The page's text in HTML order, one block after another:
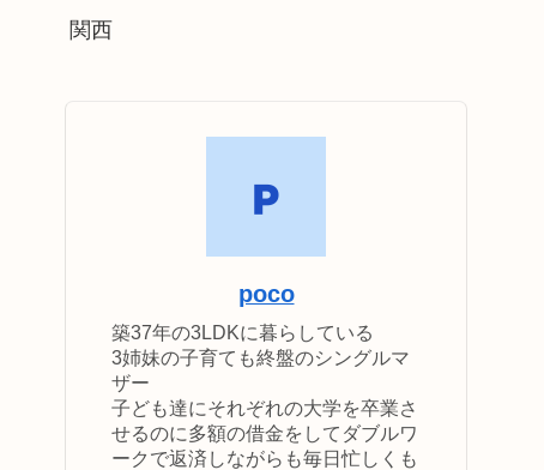
関西
poco
築37年の3LDKに暮らしている
3姉妹の子育ても終盤のシングルマ
ザー
子ども達にそれぞれの大学を卒業さ
せるのに多額の借金をしてダブルワ
ークで返済しながらも毎日忙しくも